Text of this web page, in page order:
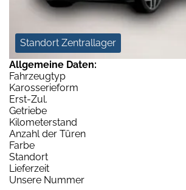
Standort Zentrallager
Allgemeine Daten:
Fahrzeugtyp
Karosserieform
Erst-Zul.
Getriebe
Kilometerstand
Anzahl der Türen
Farbe
Standort
Lieferzeit
Unsere Nummer